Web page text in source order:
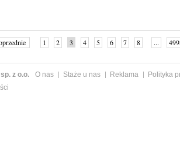
1 2 3 4 5 6 7 8 ...
z o.o. O nas Staże u nas Reklama
Polityka